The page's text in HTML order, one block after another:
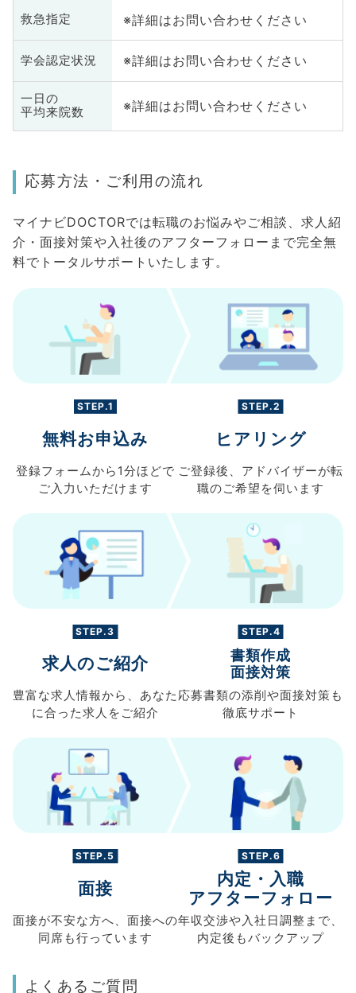
救急指定 ※詳細はお問い合わせください
学会認定状況 ※詳細はお問い合わせください
一日の
平均来院数
※詳細はお問い合わせください
応募方法・ご利用の流れ
マイナビDOCTORでは転職のお悩みやご相談、求人紹
介・面接対策や入社後のアフターフォローまで完全無
料でトータルサポートいたします。
STEP.1
無料お申込み
登録フォームから 1分ほどで
ご入力 いただけます
STEP.2
ヒアリング
ご登録後、 アドバイザーが転
職のご希望を伺います
STEP.3
求人のご紹介
豊富な求人情報から、 あなた
に合った求人を ご紹介
STEP.4
書類作成
面接対策
応募書類の添削や面接対策も
徹底サポート
STEP.5
面接
面接が不安な方へ、 面接への
同席も行っています
STEP.6
内定・入職
アフターフォロー
年収交渉や入社日調整まで、
内定後もバックアップ
よくあるご質問